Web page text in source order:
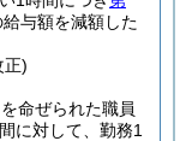
与額を減額した
正)
命ぜられた職員
に対して、勤務1